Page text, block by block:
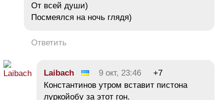
От всей души)
Посмеялся на ночь глядя)
Ответить
Laibach 9 окт, 23:46
+7
Константинов утром вставит пистона
луркойобу за этот гон.